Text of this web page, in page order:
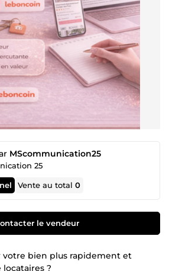
MScommunication25
25
Vente au total0
le vendeur
votre bien plus rapidement et
?